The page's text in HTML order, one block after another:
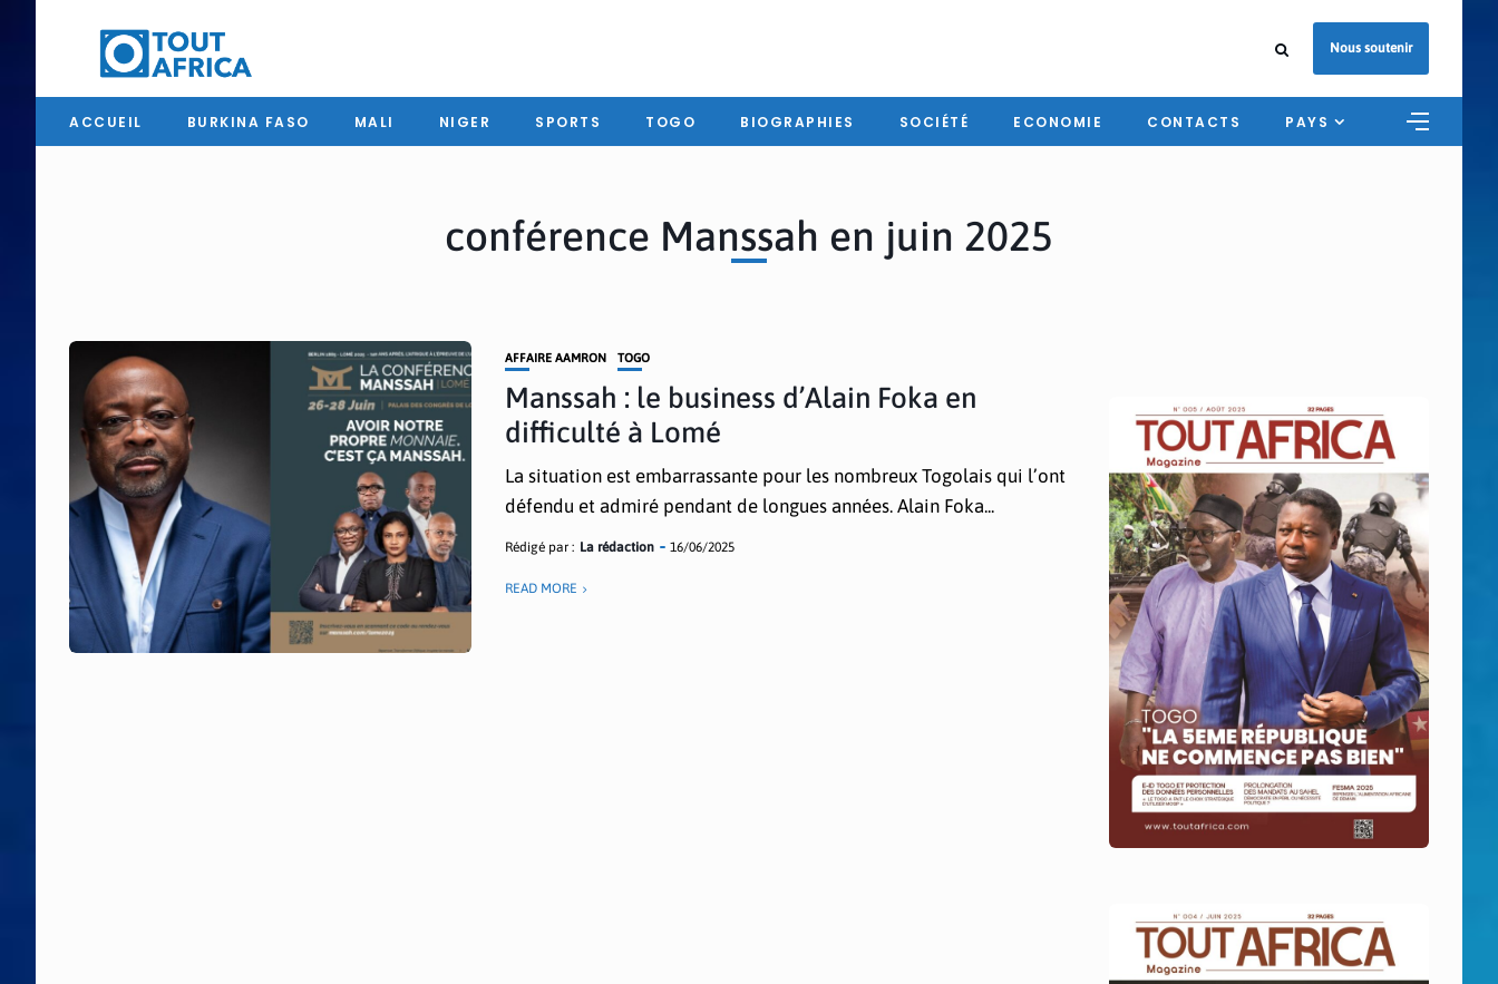
Nous soutenir
ACCUEIL BURKINA FASO MALI NIGER SPORTS TOGO BIOGRAPHIES SOCIÉTÉ ECONOMIE CONTACTS PAYS
conférence Manssah en juin 2025
AFFAIRE AAMRON TOGO
Manssah : le business d’Alain Foka en
difficulté à Lomé
La situation est embarrassante pour les nombreux Togolais qui l’ont
défendu et admiré pendant de longues années. Alain Foka...
Rédigé par : La rédaction 16/06/2025
READ MORE